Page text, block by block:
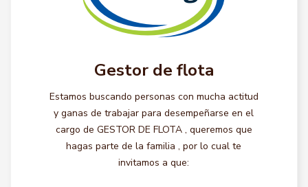
Gestor de flota
Estamos buscando personas con mucha actitud
y ganas de trabajar para desempeñarse en el
cargo de GESTOR DE FLOTA , queremos que
hagas parte de la familia , por lo cual te
invitamos a que: